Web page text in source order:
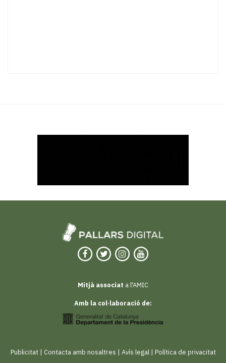
Mitjà associat a l'AMIC
Amb la col·laboració de:
Publicitat| Contacta amb nosaltres Avís legal| Política de privacitat